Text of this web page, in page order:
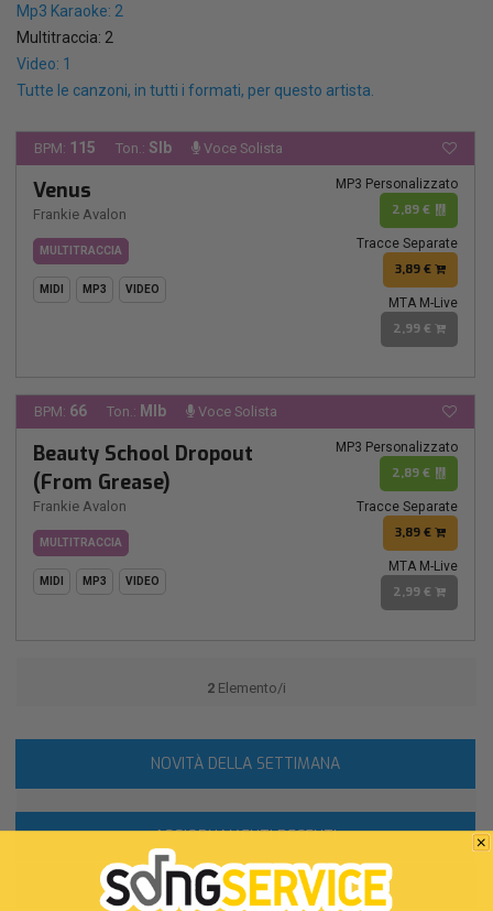
Mp3 Karaoke: 2
Multitraccia: 2
Video: 1
Tutte le canzoni, in tutti i formati, per questo artista.
BPM: 115 Ton.: SIb Voce Solista
Venus
Frankie Avalon
MULTITRACCIA
MIDI MP3 VIDEO
MP3 Personalizzato
2,89 €
Tracce Separate
3,89 €
MTA M-Live
2,99 €
BPM: 66 Ton.: MIb Voce Solista
Beauty School Dropout
(From Grease)
Frankie Avalon
MULTITRACCIA
MIDI MP3 VIDEO
MP3 Personalizzato
2,89 €
Tracce Separate
3,89 €
MTA M-Live
2,99 €
2 Elemento/i
NOVITÀ DELLA SETTIMANA
AGGIORNAMENTI RECENTI
06 agosto 2026